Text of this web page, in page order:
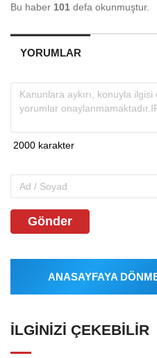
Bu haber 101 defa okunmuştur.
YORUMLAR
Gönder
ANASAYFAYA
İLGINIZI ÇEKEBILIR